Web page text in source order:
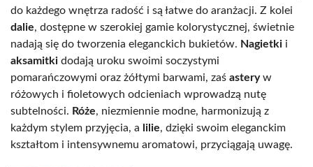
do każdego wnętrza radość i są łatwe do aranżacji. Z kolei
dalie, dostępne w szerokiej gamie kolorystycznej, świetnie
nadają się do tworzenia eleganckich bukietów. Nagietki i
aksamitki dodają uroku swoimi soczystymi
pomarańczowymi oraz żółtymi barwami, zaś asteryw
różowych i fioletowych odcieniach wprowadzą nutę
subtelności. Róże, niezmiennie modne, harmonizują z
każdym stylem przyjęcia, a lilie, dzięki swoim eleganckim
kształtom i intensywnemu aromatowi, przyciągają uwagę.